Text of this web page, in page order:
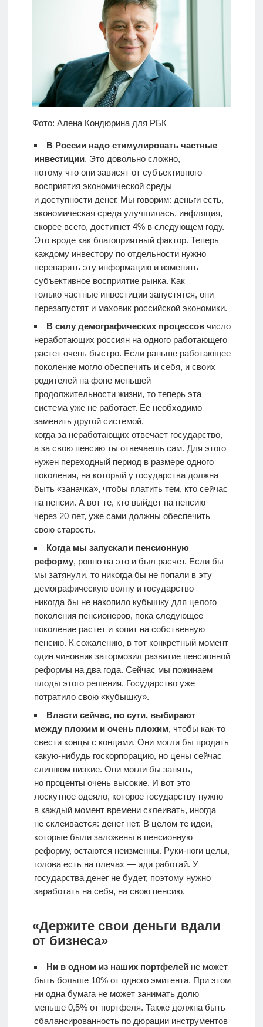
Фото: Алена Кондюрина для РБК
В России надо стимулировать частные
инвестиции. Это довольно сложно,
потому что они зависят от субъективного
восприятия экономической среды
и доступности денег. Мы говорим: деньги есть,
экономическая среда улучшилась, инфляция,
скорее всего, достигнет 4% в следующем году.
Это вроде как благоприятный фактор. Теперь
каждому инвестору по отдельности нужно
переварить эту информацию и изменить
субъективное восприятие рынка. Как
только частные инвестиции запустятся, они
перезапустят и маховик российской экономики.
В силу демографических процессовчисло
неработающих россиян на одного работающего
растет очень быстро. Если раньше работающее
поколение могло обеспечить и себя, и своих
родителей на фоне меньшей
продолжительности жизни, то теперь эта
система уже не работает. Ее необходимо
заменить другой системой,
когда за неработающих отвечает государство,
а за свою пенсию ты отвечаешь сам. Для этого
нужен переходный период в размере одного
поколения, на который у государства должна
быть «заначка», чтобы платить тем, кто сейчас
на пенсии. А вот те, кто выйдет на пенсию
через 20 лет, уже сами должны обеспечить
свою старость.
Когда мы запускали пенсионную
реформу, ровно на это и был расчет. Если бы
мы затянули, то никогда бы не попали в эту
демографическую волну и государство
никогда бы не накопило кубышку для целого
поколения пенсионеров, пока следующее
поколение растет и копит на собственную
пенсию. К сожалению, в тот конкретный момент
один чиновник затормозил развитие пенсионной
реформы на два года. Сейчас мы пожинаем
плоды этого решения. Государство уже
потратило свою «кубышку».
Власти сейчас, по сути, выбирают
между плохим и очень плохим, чтобы как-то
свести концы с концами. Они могли бы продать
какую-нибудь госкорпорацию, но цены сейчас
слишком низкие. Они могли бы занять,
но проценты очень высокие. И вот это
лоскутное одеяло, которое государству нужно
в каждый момент времени склеивать, иногда
не склеивается: денег нет. В целом те идеи,
которые были заложены в пенсионную
реформу, остаются неизменны. Руки-ноги целы,
голова есть на плечах — иди работай. У
государства денег не будет, поэтому нужно
заработать на себя, на свою пенсию.
«Держите свои деньги вдали
от бизнеса»
Ни в одном из наших портфелейне может
быть больше 10% от одного эмитента. При этом
ни одна бумага не может занимать долю
меньше 0,5% от портфеля. Также должна быть
сбалансированность по дюрации инструментов